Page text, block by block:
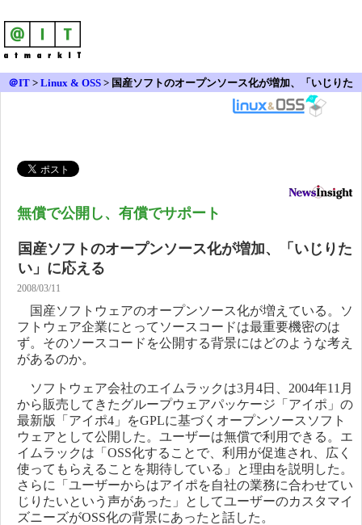
＠IT > Linux & OSS > 国産ソフトのオープンソース化が増加、「いじりた
無償で公開し、有償でサポート
国産ソフトのオープンソース化が増加、「いじりた
い」に応える
2008/03/11
国産ソフトウェアのオープンソース化が増えている。ソ
フトウェア企業にとってソースコードは最重要機密のは
ず。そのソースコードを公開する背景にはどのような考え
があるのか。
ソフトウェア会社のエイムラックは3月4日、2004年11月
から販売してきたグループウェアパッケージ「アイポ」の
最新版「アイポ4」をGPLに基づくオープンソースソフト
ウェアとして公開した。ユーザーは無償で利用できる。エ
イムラックは「OSS化することで、利用が促進され、広く
使ってもらえることを期待している」と理由を説明した。
さらに「ユーザーからはアイポを自社の業務に合わせてい
じりたいという声があった」としてユーザーのカスタマイ
ズニーズがOSS化の背景にあったと話した。